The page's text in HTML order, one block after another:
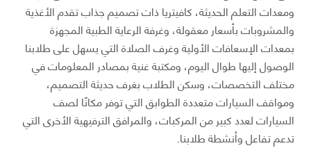
ومعدات التعلم الحديثة، كافيتريا ذات تصميم جذاب تقدم الأغذية
والمشروبات بأسعار معقولة، وغرفة الرعاية الطبية المجهزة
بمعدات الإسعافات الأولية وغرف الصلاة التي يسهل على طلابنا
الوصول إليها طوال اليوم، ومكتبة غنية بمصادر المعلومات في
مختلف التخصصات، وسكن الطلاب بغرف حديثة التصميم،
ومواقف السيارات متعددة الطوابق التي توفر مكانًا لصف
السيارات لعدد كبير من المركبات، والمرافق الترفيهية الأخرى التي
تدعم تفاعل وأنشطة طلابنا.